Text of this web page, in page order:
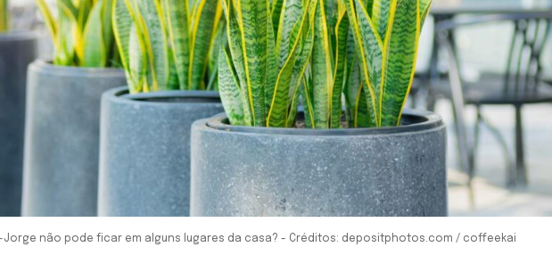
não pode ficar em alguns lugares da casa? - Créditos: depositphotos.com / coffeekai